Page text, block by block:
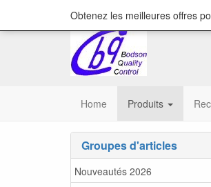
Home Produits
Groupes d'articles
Nouveautés 2026
Obtenez les meilleures offres